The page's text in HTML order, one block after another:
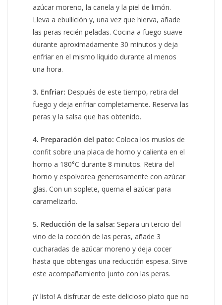
azúcar moreno, la canela y la piel de limón.
Lleva a ebullición y, una vez que hierva, añade
las peras recién peladas. Cocina a fuego suave
durante aproximadamente 30 minutos y deja
enfriar en el mismo líquido durante al menos
una hora.
3. Enfriar: Después de este tiempo, retira del
fuego y deja enfriar completamente. Reserva las
peras y la salsa que has obtenido.
4. Preparación del pato: Coloca los muslos de
confit sobre una placa de horno y calienta en el
horno a 180°C durante 8 minutos. Retira del
horno y espolvorea generosamente con azúcar
glas. Con un soplete, quema el azúcar para
caramelizarlo.
5. Reducción de la salsa: Separa un tercio del
vino de la cocción de las peras, añade 3
cucharadas de azúcar moreno y deja cocer
hasta que obtengas una reducción espesa. Sirve
este acompañamiento junto con las peras.
¡Y listo! A disfrutar de este delicioso plato que no